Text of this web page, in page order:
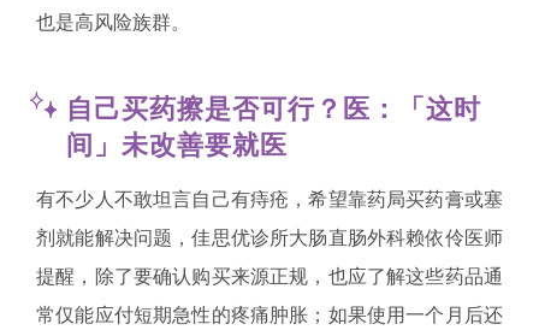
也是高风险族群。
自己买药擦是否可行？医：「这时
间」未改善要就医
有不少人不敢坦言自己有痔疮，希望靠药局买药膏或塞
剂就能解决问题，佳思优诊所大肠直肠外科赖依伶医师
提醒，除了要确认购买来源正规，也应了解这些药品通
常仅能应付短期急性的疼痛肿胀；如果使用一个月后还